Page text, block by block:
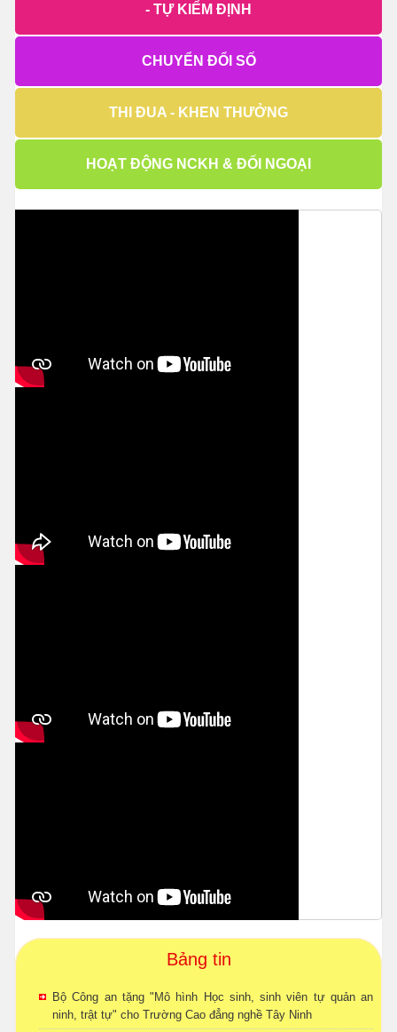
- TỰ KIỂM ĐỊNH
CHUYỂN ĐỔI SỐ
THI ĐUA - KHEN THƯỞNG
HOẠT ĐỘNG NCKH & ĐỐI NGOẠI
Bảng tin
Bộ Công an tặng "Mô hình Học sinh, sinh viên tự quản an
ninh, trật tự" cho Trường Cao đẳng nghề Tây Ninh